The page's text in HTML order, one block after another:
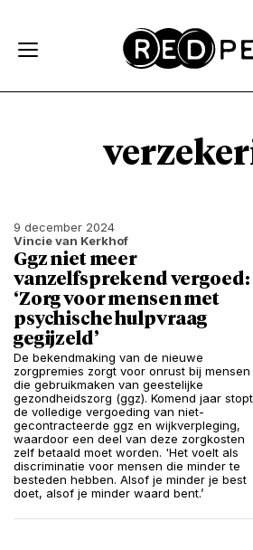
9 december 2024
Vincie van Kerkhof
Ggz niet meer
vanzelfsprekend vergoed:
‘Zorg voor mensen met
psychische hulpvraag
gegijzeld’
De bekendmaking van de nieuwe
zorgpremies zorgt voor onrust bij mensen
die gebruikmaken van geestelijke
gezondheidszorg (ggz). Komend jaar stopt
de volledige vergoeding van niet-
gecontracteerde ggz en wijkverpleging,
waardoor een deel van deze zorgkosten
zelf betaald moet worden. 'Het voelt als
discriminatie voor mensen die minder te
besteden hebben. Alsof je minder je best
doet, alsof je minder waard bent.’